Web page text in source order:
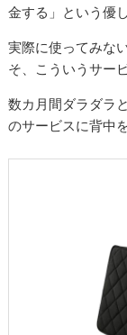
金する」という優
実際に使ってみな
そ、こういうサー
数カ月間ダラダラ
のサービスに背中